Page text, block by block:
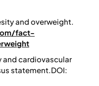
and overweight.
fact-
and cardiovascular
statement.DOI: